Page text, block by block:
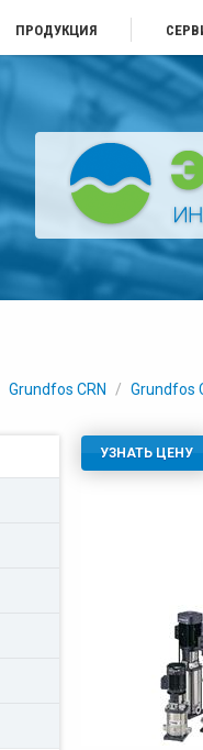
ПРОДУКЦИЯ
Grundfos CRN / Grundfos
УЗНАТЬ ЦЕНУ